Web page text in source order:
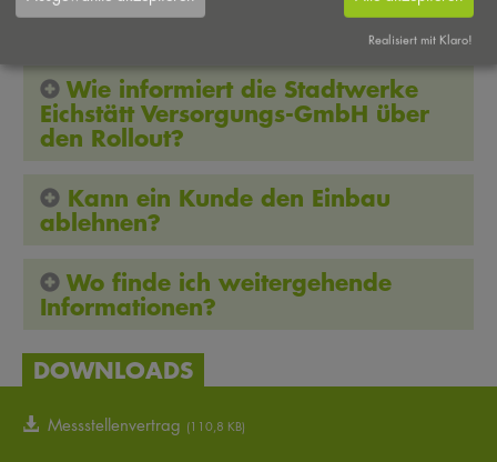
Messeinrichtung ausgestattet?
Wie informiert die Stadtwerke
Eichstätt Versorgungs-GmbH über
den Rollout?
Kann ein Kunde den Einbau
ablehnen?
Wo finde ich weitergehende
Informationen?
DOWNLOADS
Messstellenvertrag (110,8 KB)
Realisiert mit Klaro!